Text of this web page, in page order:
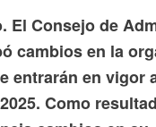
El Consejo de
cambios en la
entrarán en vigor
Como